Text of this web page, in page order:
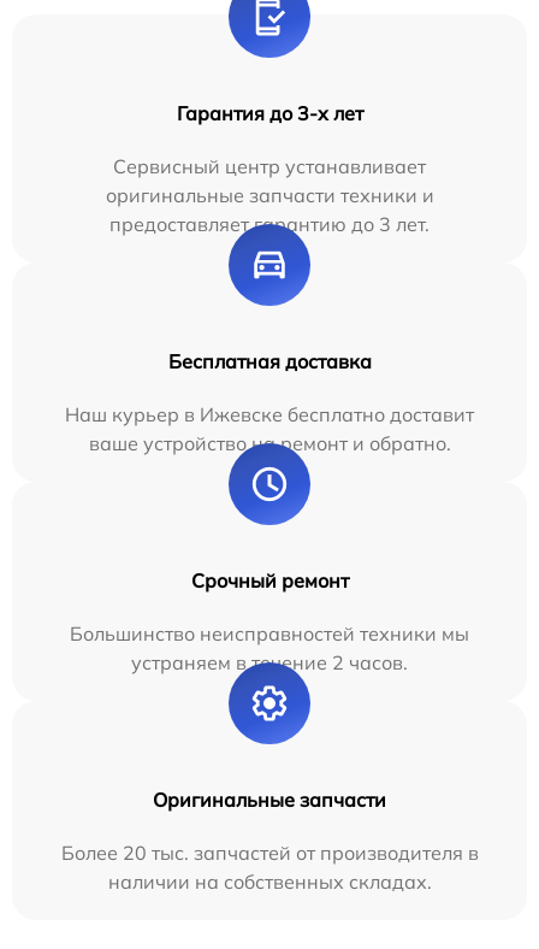
Гарантия до 3-х лет
Сервисный центр устанавливает
оригинальные запчасти техники и
предоставляет гарантию до 3 лет.
Бесплатная доставка
Наш курьер в Ижевске бесплатно доставит
ваше устройство на ремонт и обратно.
Срочный ремонт
Большинство неисправностей техники мы
устраняем в течение 2 часов.
Оригинальные запчасти
Более 20 тыс. запчастей от производителя в
наличии на собственных складах.